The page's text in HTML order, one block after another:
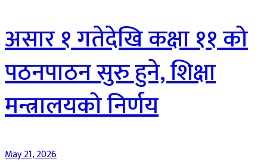
असार १ गतेदेखि कक्षा ११ को
पठनपाठन सुरु हुने, शिक्षा
मन्त्रालयको निर्णय
May 21, 2026